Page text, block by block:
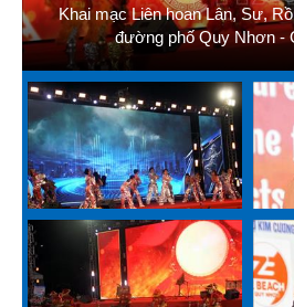
Khai mạc Liên hoan Lân, Sư,
đường phố Quy Nhơn -